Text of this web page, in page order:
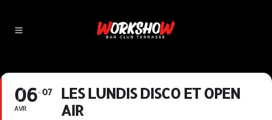
06
AVR
07
LES LUNDIS DISCO ET OPEN
AIR